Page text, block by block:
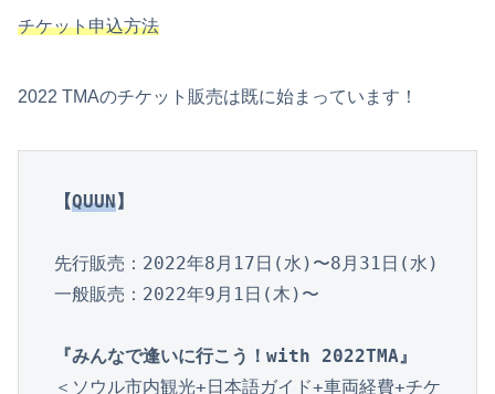
チケット申込方法
2022 TMAのチケット販売は既に始まっています！
【QUUN】
先行販売：2022年8月17日(水)〜8月31日(水)
一般販売：2022年9月1日(木)〜
『みんなで逢いに行こう！with 2022TMA』
＜ソウル市内観光+日本語ガイド+車両経費+チケ